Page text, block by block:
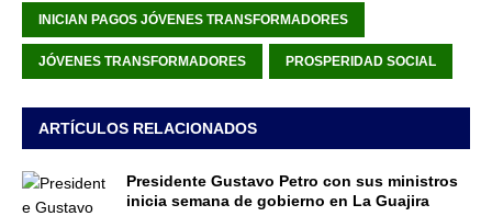
INICIAN PAGOS JÓVENES TRANSFORMADORES
JÓVENES TRANSFORMADORES PROSPERIDAD SOCIAL
ARTÍCULOS RELACIONADOS
Presidente Gustavo Petro con sus ministros
inicia semana de gobierno en La Guajira